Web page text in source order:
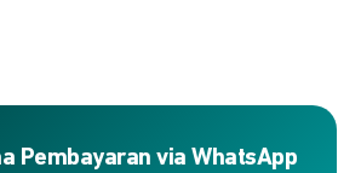
Pembayaran via WhatsApp